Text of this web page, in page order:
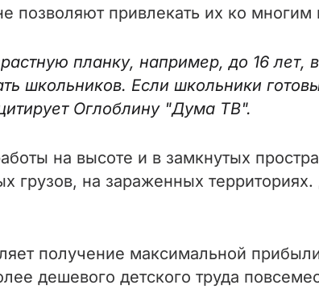
позволяют привлекать их ко многим
планку, например, до 16 лет,
школьников. Если школьники
Оглоблину "Дума ТВ".
на высоте и в замкнутых
на зараженных
получение максимальной
дешевого детского труда